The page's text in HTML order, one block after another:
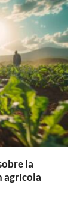
la
agrícola